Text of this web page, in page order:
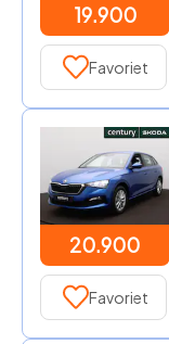
19.900
Favoriet
20.900
Favoriet